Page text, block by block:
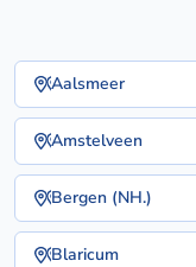
Aalsmeer
Amstelveen
Bergen (NH.)
Blaricum